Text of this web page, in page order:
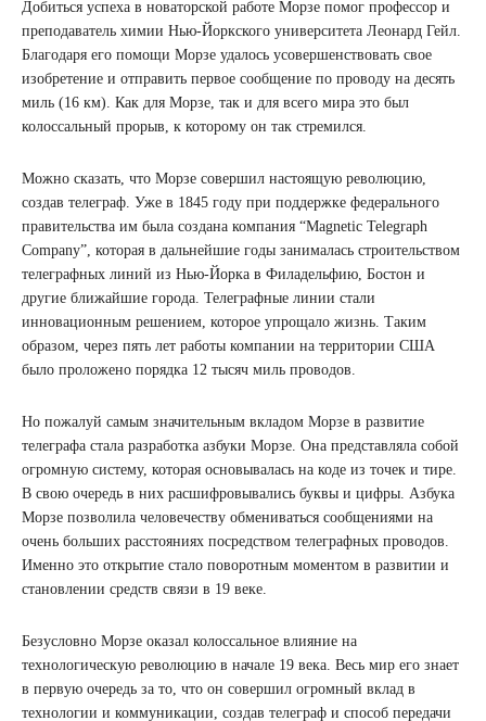
Добиться успеха в новаторской работе Морзе помог профессор и
преподаватель химии Нью-Йоркского университета Леонард Гейл.
Благодаря его помощи Морзе удалось усовершенствовать свое
изобретение и отправить первое сообщение по проводу на десять
миль (16 км). Как для Морзе, так и для всего мира это был
колоссальный прорыв, к которому он так стремился.
Можно сказать, что Морзе совершил настоящую революцию,
создав телеграф. Уже в 1845 году при поддержке федерального
правительства им была создана компания “Magnetic Telegraph
Company”, которая в дальнейшие годы занималась строительством
телеграфных линий из Нью-Йорка в Филадельфию, Бостон и
другие ближайшие города. Телеграфные линии стали
инновационным решением, которое упрощало жизнь. Таким
образом, через пять лет работы компании на территории США
было проложено порядка 12 тысяч миль проводов.
Но пожалуй самым значительным вкладом Морзе в развитие
телеграфа стала разработка азбуки Морзе. Она представляла собой
огромную систему, которая основывалась на коде из точек и тире.
В свою очередь в них расшифровывались буквы и цифры. Азбука
Морзе позволила человечеству обмениваться сообщениями на
очень больших расстояниях посредством телеграфных проводов.
Именно это открытие стало поворотным моментом в развитии и
становлении средств связи в 19 веке.
Безусловно Морзе оказал колоссальное влияние на
технологическую революцию в начале 19 века. Весь мир его знает
в первую очередь за то, что он совершил огромный вклад в
технологии и коммуникации, создав телеграф и способ передачи